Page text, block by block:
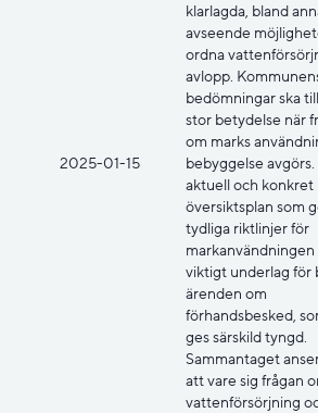
2025-01-15
klarlagda, bland
avseende
ordna
avlopp.
bedömningar ska
stor betydelse när
om marks
bebyggelse avgörs.
aktuell och konkret
översiktsplan som
tydliga riktlinjer för
viktigt underlag för
ärenden om
förhandsbesked,
ges särskild tyngd.
Sammantaget
att vare sig frågan
vattenförsörjning